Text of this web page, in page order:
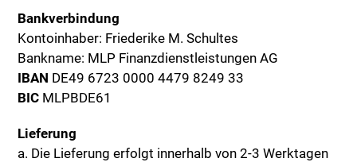
Bankverbindung
Kontoinhaber: Friederike M. Schultes
Bankname: MLP Finanzdienstleistungen AG
IBAN DE49 6723 0000 4479 8249 33
BIC MLPBDE61
Lieferung
a. Die Lieferung erfolgt innerhalb von 2-3 Werktagen